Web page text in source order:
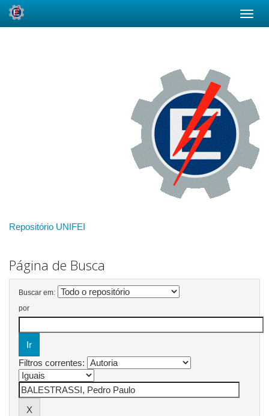
Repositório UNIFEI
Página de Busca
Buscar em:
por
Filtros correntes: